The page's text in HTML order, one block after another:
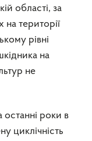
області, за
на території
рівні
на
не
останні роки в
циклічність